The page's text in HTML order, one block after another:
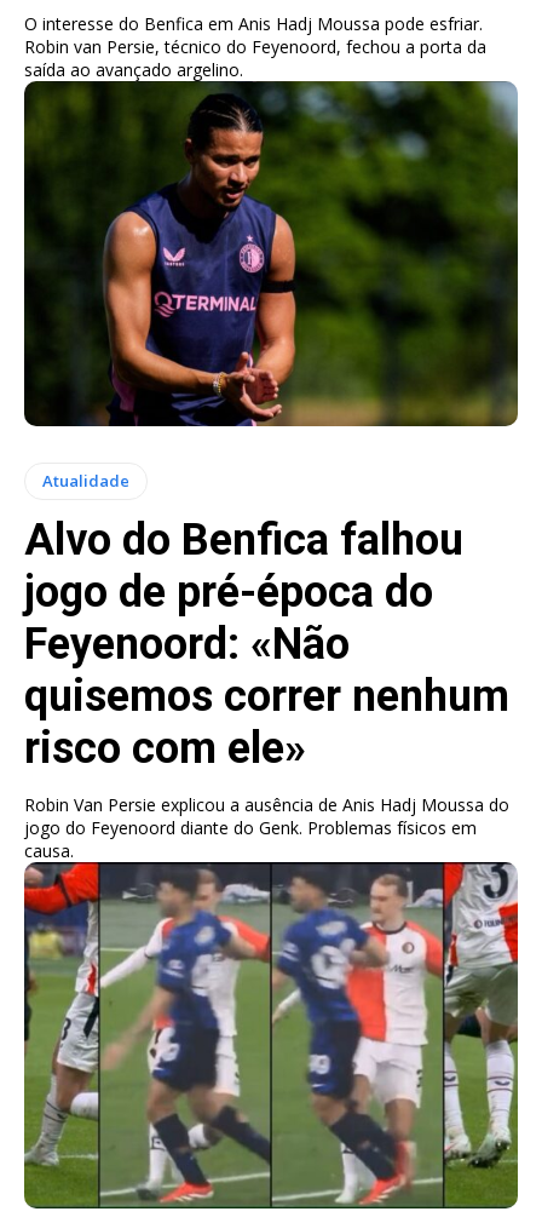
O interesse do Benfica em Anis Hadj Moussa pode esfriar.
Robin van Persie, técnico do Feyenoord, fechou a porta da
saída ao avançado argelino.
Atualidade
Alvo do Benfica falhou
jogo de pré-época do
Feyenoord: «Não
quisemos correr nenhum
risco com ele»
Robin Van Persie explicou a ausência de Anis Hadj Moussa do
jogo do Feyenoord diante do Genk. Problemas físicos em
causa.